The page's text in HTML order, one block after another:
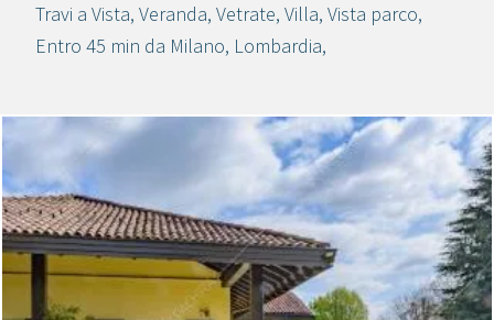
Travi a Vista, Veranda, Vetrate, Villa, Vista parco,
Entro 45 min da Milano, Lombardia,